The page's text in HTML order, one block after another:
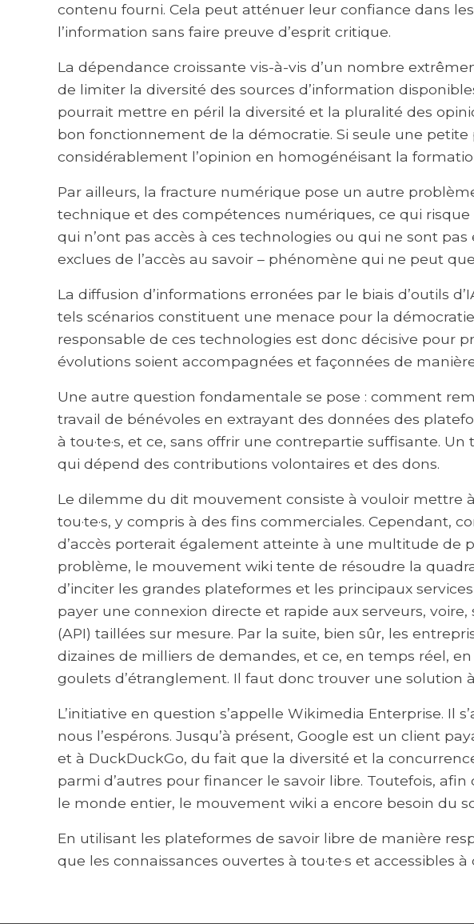
contenu fourni. Cela peut atténuer leur confiance dans
l’information sans faire preuve d’esprit critique.
La dépendance croissante vis-à-vis d’un nombre
de limiter la diversité des sources d’information
pourrait mettre en péril la diversité et la pluralité des
bon fonctionnement de la démocratie. Si seule une petite
considérablement l’opinion en homogénéisant la
Par ailleurs, la fracture numérique pose un autre
technique et des compétences numériques, ce qui
qui n’ont pas accès à ces technologies ou qui ne sont
exclues de l’accès au savoir – phénomène qui ne peut
La diffusion d’informations erronées par le biais d’outils
tels scénarios constituent une menace pour la
responsable de ces technologies est donc décisive pour
évolutions soient accompagnées et façonnées de
Une autre question fondamentale se pose : comment
travail de bénévoles en extrayant des données des
à tou·te·s, et ce, sans offrir une contrepartie suffisante.
qui dépend des contributions volontaires et des dons.
Le dilemme du dit mouvement consiste à vouloir mettre
tou·te·s, y compris à des fins commerciales.
d’accès porterait également atteinte à une multitude de
problème, le mouvement wiki tente de résoudre la
d’inciter les grandes plateformes et les principaux
payer une connexion directe et rapide aux serveurs,
(API) taillées sur mesure. Par la suite, bien sûr, les
dizaines de milliers de demandes, et ce, en temps réel,
goulets d’étranglement. Il faut donc trouver une solution
L’initiative en question s’appelle Wikimedia Enterprise. Il
nous l’espérons. Jusqu’à présent, Google est un client
et à DuckDuckGo, du fait que la diversité et la
parmi d’autres pour financer le savoir libre. Toutefois,
le monde entier, le mouvement wiki a encore besoin du
En utilisant les plateformes de savoir libre de manière
que les connaissances ouvertes à tou·te·s et